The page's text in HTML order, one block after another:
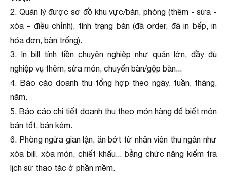
2. Quản lý được sơ đồ khu vực/bàn, phòng (thêm - sửa -
xóa - điều chỉnh), tình trạng bàn (đã order, đã in bếp, in
hóa đơn, bàn trống).
3. In bill tính tiền chuyên nghiệp như quán lớn, đầy đủ
nghiệp vụ thêm, sửa món, chuyển bàn/gộp bàn...
4. Báo cáo doanh thu tổng hợp theo ngày, tuần, tháng,
năm.
5. Báo cáo chi tiết doanh thu theo món hàng để biết món
bán tốt, bán kém.
6. Phòng ngừa gian lận, ăn bớt từ nhân viên thu ngân như
xóa bill, xóa món, chiết khấu... bằng chức năng kiểm tra
lịch sử thao tác ở phần mềm.